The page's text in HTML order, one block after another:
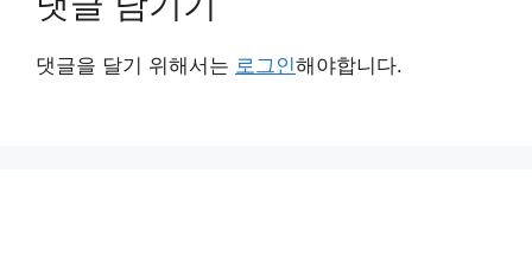
댓글을 달기 위해서는 로그인해야합니다.